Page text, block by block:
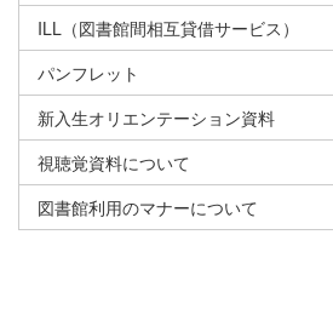
ILL（図書館間相互貸借サービス）
パンフレット
新入生オリエンテーション資料
視聴覚資料について
図書館利用のマナーについて